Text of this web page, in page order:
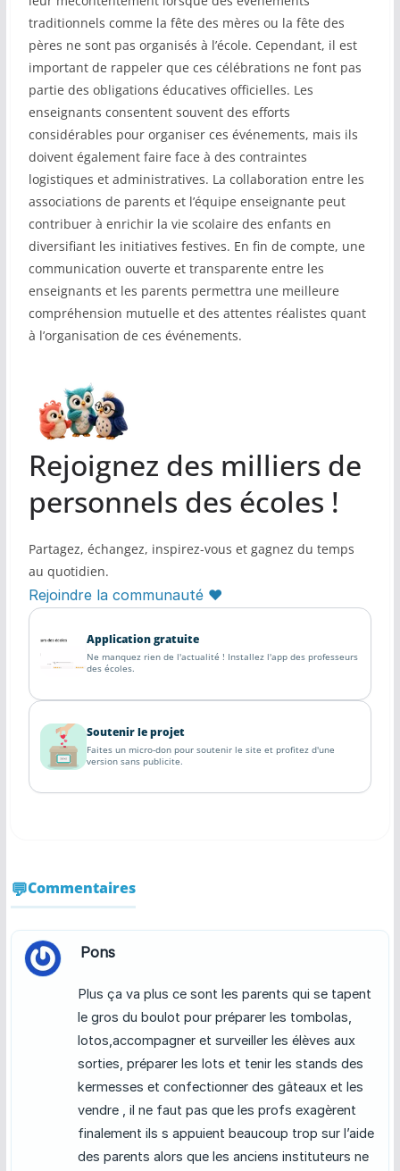
traditionnels comme la fête des mères ou la fête des
pères ne sont pas organisés à l’école. Cependant, il est
important de rappeler que ces célébrations ne font pas
partie des obligations éducatives officielles. Les
enseignants consentent souvent des efforts
considérables pour organiser ces événements, mais ils
doivent également faire face à des contraintes
logistiques et administratives. La collaboration entre les
associations de parents et l’équipe enseignante peut
contribuer à enrichir la vie scolaire des enfants en
diversifiant les initiatives festives. En fin de compte, une
communication ouverte et transparente entre les
enseignants et les parents permettra une meilleure
compréhension mutuelle et des attentes réalistes quant
à l’organisation de ces événements.
Rejoignez des milliers de
personnels des écoles !
Partagez, échangez, inspirez-vous et gagnez du temps
au quotidien.
Rejoindre la communauté ♥
Application gratuite
Ne manquez rien de l'actualité ! Installez l'app des professeurs
des écoles.
Soutenir le projet
Faites un micro-don pour soutenir le site et profitez d'une
version sans publicite.
Commentaires
Pons
Plus ça va plus ce sont les parents qui se tapent
le gros du boulot pour préparer les tombolas,
lotos,accompagner et surveiller les élèves aux
sorties, préparer les lots et tenir les stands des
kermesses et confectionner des gâteaux et les
vendre , il ne faut pas que les profs exagèrent
finalement ils s appuient beaucoup trop sur l’aide
des parents alors que les anciens instituteurs ne